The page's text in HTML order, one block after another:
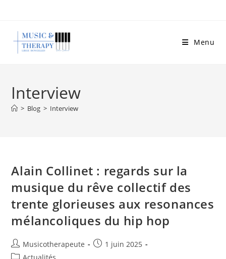
content
Menu
Interview
> Blog > Interview
Alain Collinet : regards sur la
musique du rêve collectif des
trente glorieuses aux resonances
mélancoliques du hip hop
Auteur/autrice
de
Musicotherapeute
Publication
1 juin 2025
Post